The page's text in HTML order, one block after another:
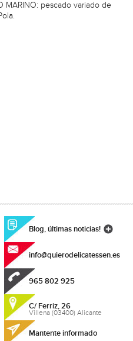
MARINO: pescado variado de
Blog, últimas noticias!
info@quierodelicatessen.es
965 802 925
C/ Ferriz, 26
Villena (03400) Alicante
Mantente informado